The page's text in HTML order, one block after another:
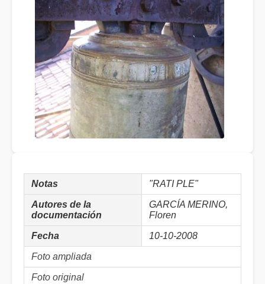
Notas "RATI PLE"
Autores de la
documentación
GARCÍA MERINO,
Floren
Fecha 10-10-2008
Foto ampliada
Foto original